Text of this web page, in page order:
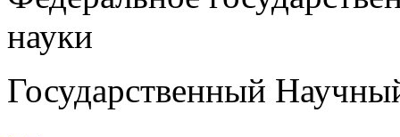
науки
Государственный